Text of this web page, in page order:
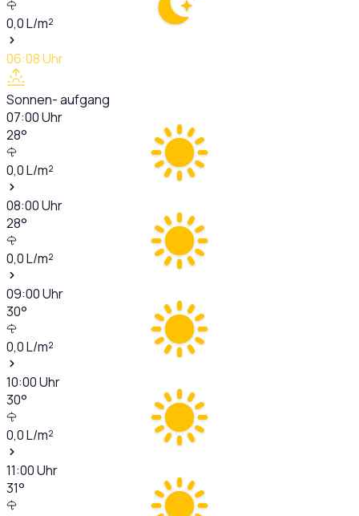
0,0L/m²
06:08Uhr
Sonnen- aufgang
07:00Uhr
28°
0,0L/m²
08:00Uhr
28°
0,0L/m²
09:00Uhr
30°
0,0L/m²
10:00Uhr
30°
0,0L/m²
11:00Uhr
31°